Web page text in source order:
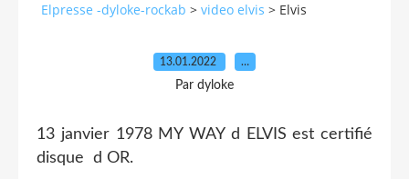
Elpresse -dyloke-rockab > video elvis > Elvis
13.01.2022 …
Par dyloke
13 janvier 1978 MY WAY d ELVIS est certifié
disque d OR.